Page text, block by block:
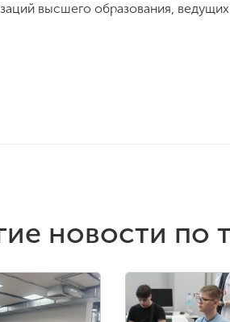
высшего образования,
новости по